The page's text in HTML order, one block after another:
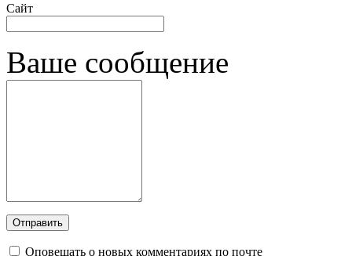
Сайт
Ваше сообщение
Оповещать о новых комментариях по почте